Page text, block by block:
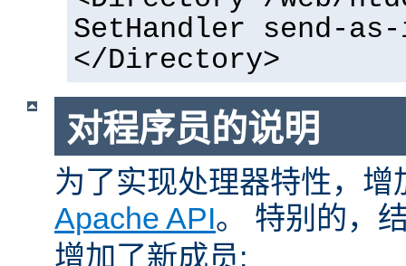
SetHandler send-
</Directory>
对程序员的说明
为了实现处理器特性，增
Apache API。 特别的，
增加了新成员: